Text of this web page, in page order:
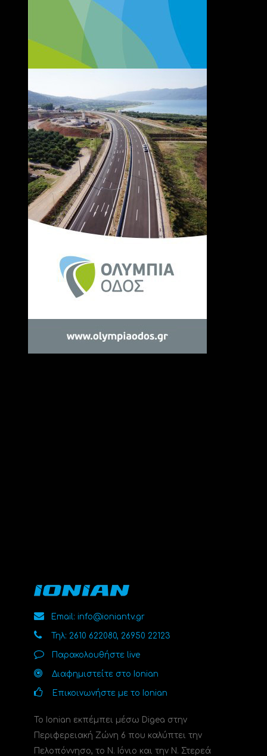
Email: info@ioniantv.gr
Τηλ: 2610 622080, 26950 22123
Παρακολουθήστε live
Διαφημιστείτε στο Ionian
Επικοινωνήστε με το Ionian
Το Ionian εκπέμπει μέσω Digea στην
Περιφερειακή Ζώνη 6 που καλύπτει την
Πελοπόννησο, το N. Ιόνιο και την Ν. Στερεά